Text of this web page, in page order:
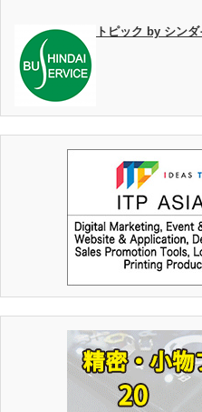
トピック by シン